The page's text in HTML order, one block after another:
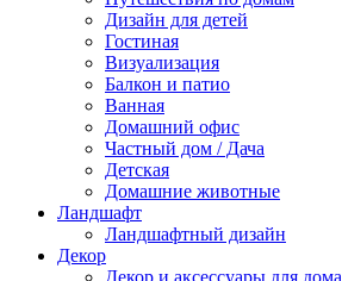
Дизайн для детей
Гостиная
Визуализация
Балкон и патио
Ванная
Домашний офис
Частный дом / Дача
Детская
Домашние животные
Ландшафт
Ландшафтный дизайн
Декор
Декор и аксессуары для дома